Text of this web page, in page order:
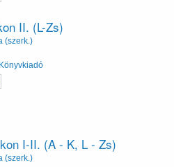
II. (L-Zs)
(szerk.)
I-II. (A - K, L - Zs)
(szerk.)